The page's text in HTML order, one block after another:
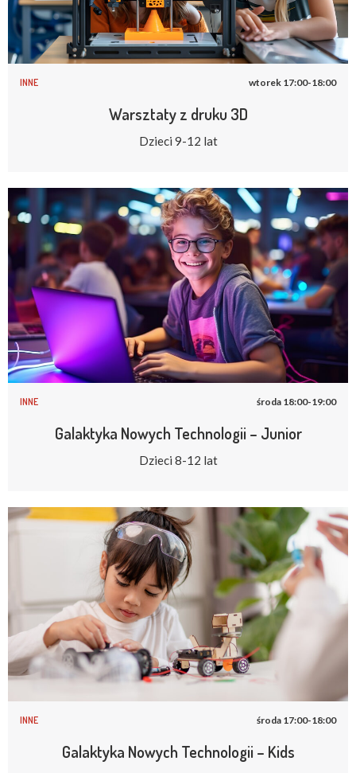
INNE wtorek 17:00-18:00
Warsztaty z druku 3D
Dzieci 9-12 lat
INNE środa 18:00-19:00
Galaktyka Nowych Technologii – Junior
Dzieci 8-12 lat
INNE środa 17:00-18:00
Galaktyka Nowych Technologii – Kids